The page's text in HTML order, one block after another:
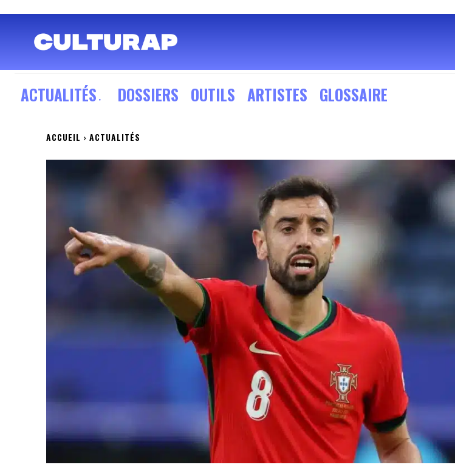
ACTUALITÉS DOSSIERS OUTILS ARTISTES GLOSSAIRE
ACCUEIL ACTUALITÉS